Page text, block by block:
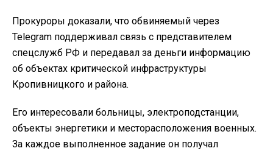
Прокуроры доказали, что обвиняемый через
Telegram поддерживал связь с представителем
спецслужб РФ и передавал за деньги информацию
об объектах критической инфраструктуры
Кропивницкого и района.
Его интересовали больницы, электроподстанции,
объекты энергетики и месторасположения военных.
За каждое выполненное задание он получал